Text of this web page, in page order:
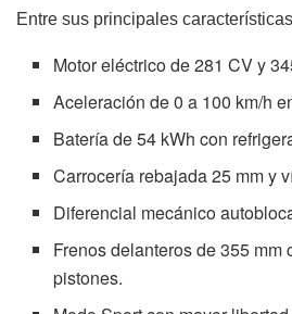
Entre sus principales
Motor eléctrico de 281 CV y
Aceleración de 0 a 100 km/h
Batería de 54 kWh con
Carrocería rebajada 25 mm y
Diferencial mecánico
Frenos delanteros de 355 mm
pistones.